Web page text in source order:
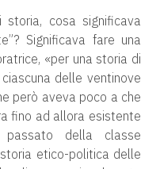
cosa significava
Significava fare una
«per una storia di
delle ventinove
però aveva poco a che
fino ad allora esistente
della classe
etico-politica delle